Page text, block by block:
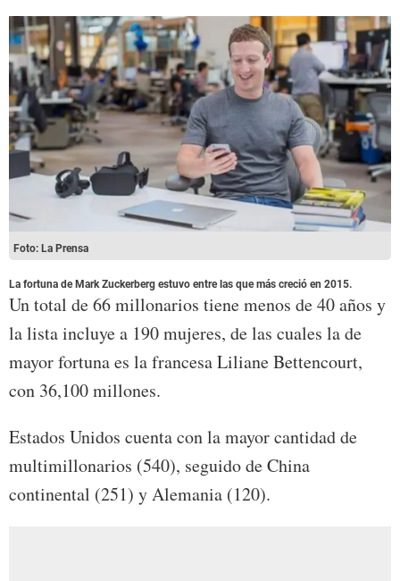
Foto: La Prensa
La fortuna de Mark Zuckerberg estuvo entre las que más creció en 2015.
Un total de 66 millonarios tiene menos de 40 años y
la lista incluye a 190 mujeres, de las cuales la de
mayor fortuna es la francesa Liliane Bettencourt,
con 36,100 millones.
Estados Unidos cuenta con la mayor cantidad de
multimillonarios (540), seguido de China
continental (251) y Alemania (120).